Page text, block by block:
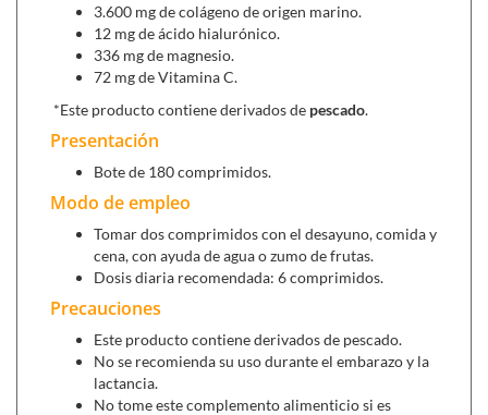
3.600 mg de colágeno de origen marino.
12 mg de ácido hialurónico.
336 mg de magnesio.
72 mg de Vitamina C.
*Este producto contiene derivados de pescado.
Presentación
Bote de 180 comprimidos.
Modo de empleo
Tomar dos comprimidos con el desayuno, comida y
cena, con ayuda de agua o zumo de frutas.
Dosis diaria recomendada: 6 comprimidos.
Precauciones
Este producto contiene derivados de pescado.
No se recomienda su uso durante el embarazo y la
lactancia.
No tome este complemento alimenticio si es